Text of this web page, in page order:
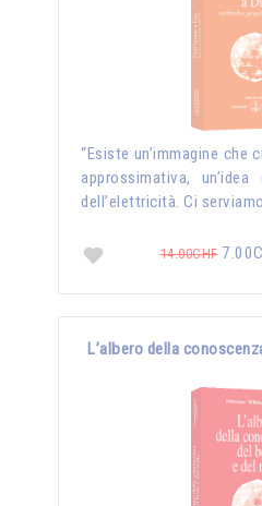
“Esiste un’immagine che
approssimativa,
dell’elettricità. Ci
14.00CHF
L’albero della